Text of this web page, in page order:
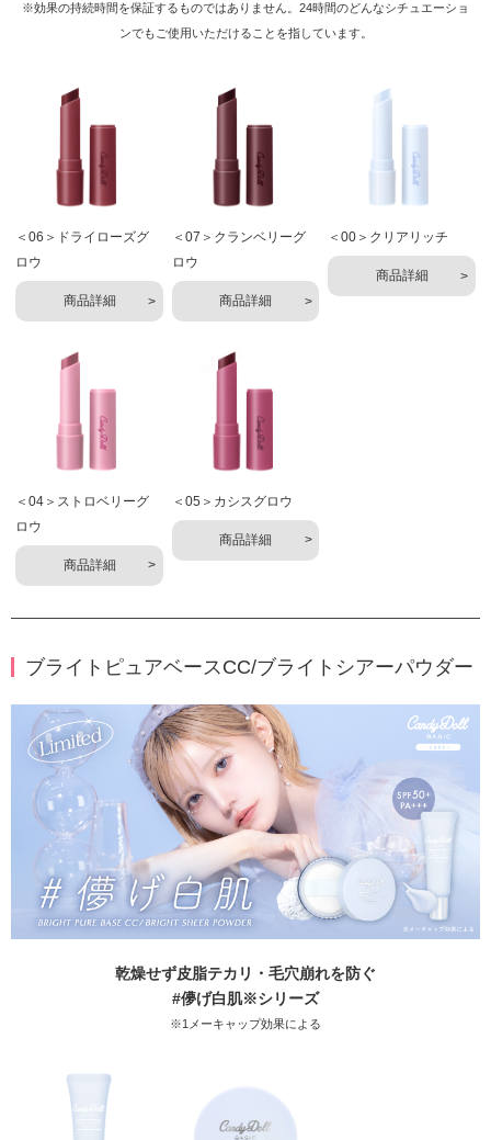
※効果の持続時間を保証するものではありません。24時間のどんなシチュエーショ
ンでもご使用いただけることを指しています。
＜06＞ドライローズグ
ロウ
商品詳細
＜07＞クランベリーグ
ロウ
商品詳細
＜00＞クリアリッチ
商品詳細
＜04＞ストロベリーグ
ロウ
商品詳細
＜05＞カシスグロウ
商品詳細
ブライトピュアベースCC/ブライトシアーパウダー
乾燥せず皮脂テカリ・毛穴崩れを防ぐ
#儚げ白肌※シリーズ
※1メーキャップ効果による